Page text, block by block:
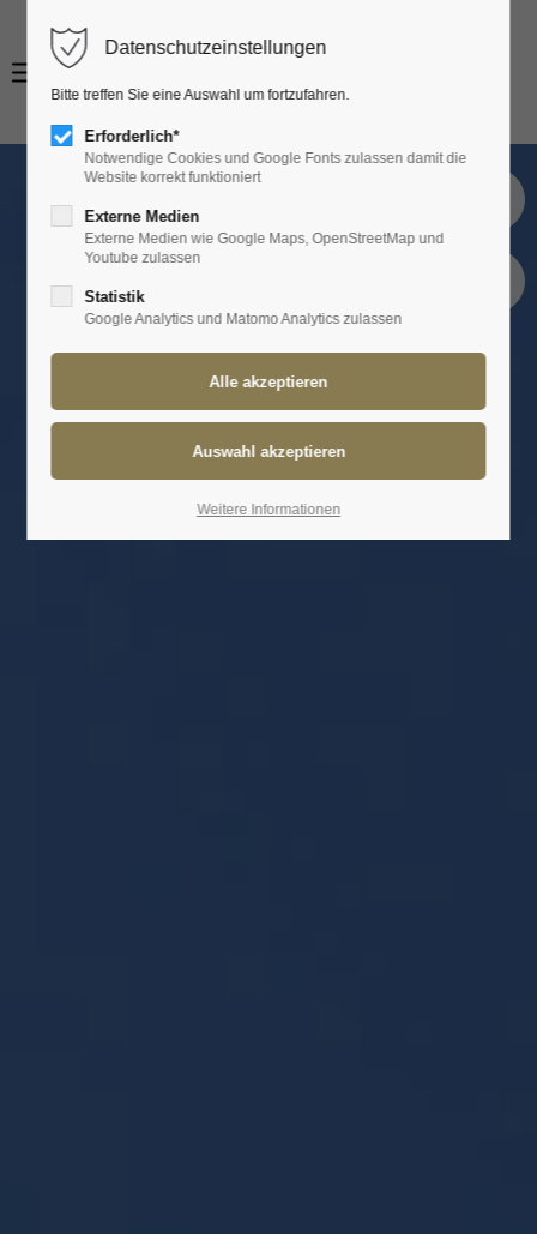
Datenschutzeinstellungen
Bitte treffen Sie eine Auswahl um fortzufahren.
Erforderlich*
Notwendige Cookies und Google Fonts zulassen damit die
Website korrekt funktioniert
Externe Medien
Externe Medien wie Google Maps, OpenStreetMap und
Youtube zulassen
Statistik
Google Analytics und Matomo Analytics zulassen
Weitere Informationen